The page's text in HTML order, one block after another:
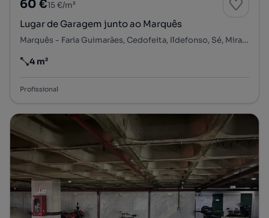
60 €15 €/m²
Lugar de Garagem junto ao Marquês
Marquês - Faria Guimarães, Cedofeita, Ildefonso, Sé, Miragaia, Nicolau, Vitória, Porto, Porto
Preço por metro quadrado
4 m²
Profissional